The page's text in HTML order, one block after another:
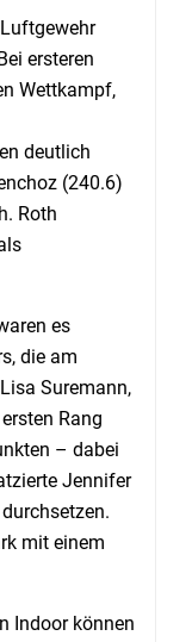
ersteren
Wettkampf,
deutlich
(240.6)
Roth
es
die am
Suremann,
Rang
– dabei
Jennifer
mit einem
Indoor können